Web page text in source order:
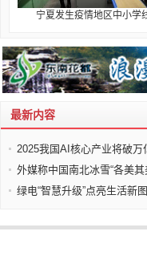
宁夏发生疫情地区中小学
最新内容
2025我国AI核心产业将破万
外媒称中国南北冰雪“各美
绿电“智慧升级”点亮生活新